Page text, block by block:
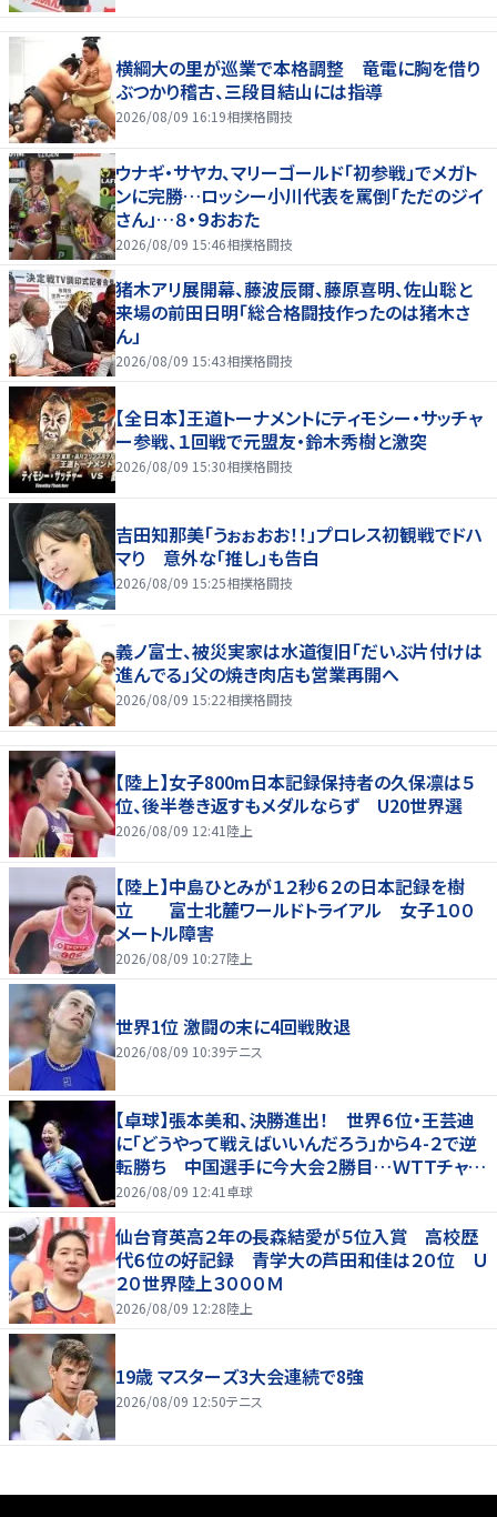
横綱大の里が巡業で本格調整 竜電に胸を借り
ぶつかり稽古、三段目結山には指導
2026/08/09 16:19相撲格闘技
ウナギ・サヤカ、マリーゴールド「初参戦」でメガト
ンに完勝…ロッシー小川代表を罵倒「ただのジイ
さん」…８・９おおた
2026/08/09 15:46相撲格闘技
猪木アリ展開幕、藤波辰爾、藤原喜明、佐山聡と
来場の前田日明「総合格闘技作ったのは猪木さ
ん」
2026/08/09 15:43相撲格闘技
【全日本】王道トーナメントにティモシー・サッチャ
ー参戦、１回戦で元盟友・鈴木秀樹と激突
2026/08/09 15:30相撲格闘技
吉田知那美「うぉぉおお！！」プロレス初観戦でドハ
マり 意外な「推し」も告白
2026/08/09 15:25相撲格闘技
義ノ富士、被災実家は水道復旧「だいぶ片付けは
進んでる」父の焼き肉店も営業再開へ
2026/08/09 15:22相撲格闘技
【陸上】女子800m日本記録保持者の久保凛は５
位、後半巻き返すもメダルならず U20世界選
2026/08/09 12:41 陸上
【陸上】中島ひとみが１２秒６２の日本記録を樹
立 富士北麓ワールドトライアル 女子１００
メートル障害
2026/08/09 10:27陸上
世界1位 激闘の末に4回戦敗退
2026/08/09 10:39テニス
【卓球】張本美和、決勝進出！ 世界６位・王芸迪
に「どうやって戦えばいいんだろう」から４-２で逆
転勝ち 中国選手に今大会２勝目…ＷＴＴチャン
ピオンズ横浜
2026/08/09 12:41 卓球
仙台育英高２年の長森結愛が５位入賞 高校歴
代６位の好記録 青学大の芦田和佳は２０位 Ｕ
２０世界陸上３０００Ｍ
2026/08/09 12:28陸上
19歳 マスターズ3大会連続で8強
2026/08/09 12:50テニス